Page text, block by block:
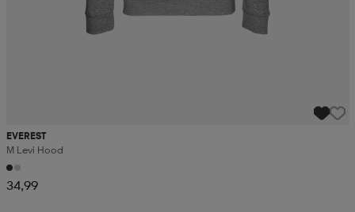
EVEREST
M Levi Hood
34,99